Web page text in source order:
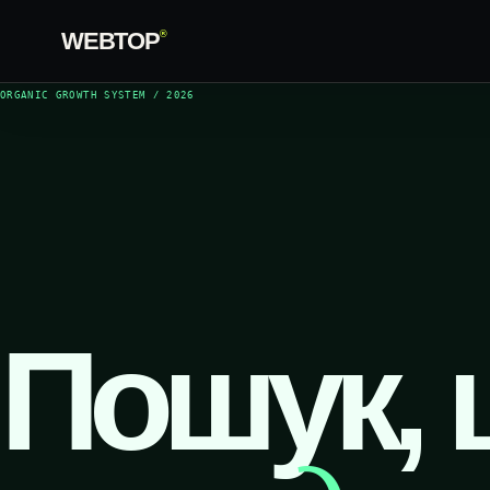
WEBTOP®
ORGANIC GROWTH SYSTEM / 2026
Пошук,